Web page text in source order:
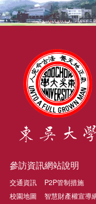
參訪資訊
交通資訊
校園地圖
網站說明
P2P管制措施
智慧財產權宣導